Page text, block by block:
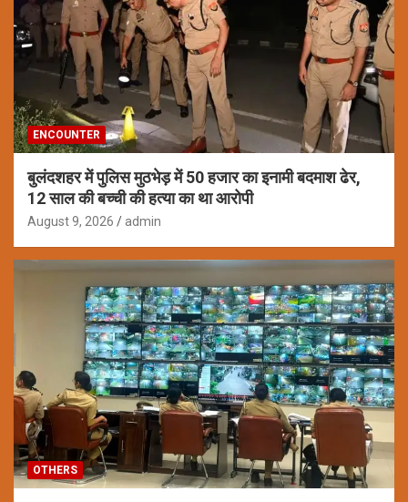
ENCOUNTER
बुलंदशहर में पुलिस मुठभेड़ में 50 हजार का इनामी बदमाश ढेर,
12 साल की बच्ची की हत्या का था आरोपी
August 9, 2026 admin
OTHERS